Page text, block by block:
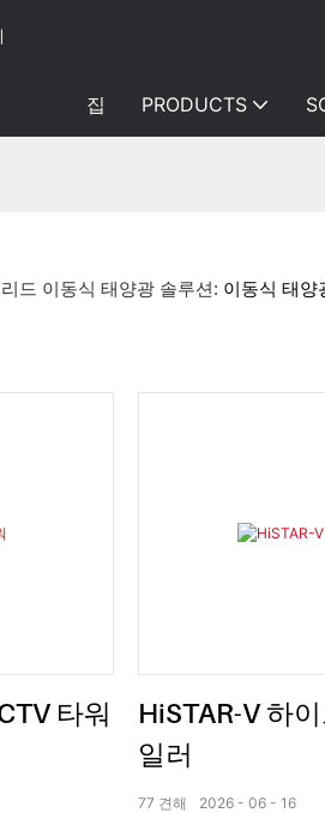
집 PRODUCTS
드 이동식 태양광 솔루션: 이동식 태양
타워
HiSTAR-V 하
일러
2026 06 16
77 견해